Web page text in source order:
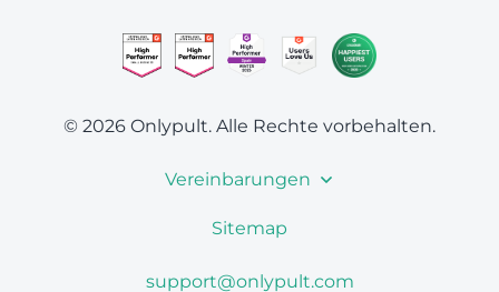
© 2026 Onlypult. Alle Rechte vorbehalten.
Vereinbarungen
Sitemap
support@onlypult.com